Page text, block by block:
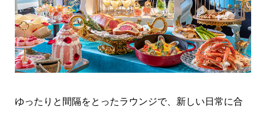
​ゆったりと間隔をとったラウンジで、新しい日常に合